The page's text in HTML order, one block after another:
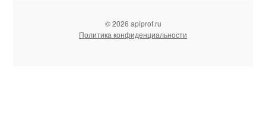
© 2026 apiprof.ru
Политика конфиденциальности